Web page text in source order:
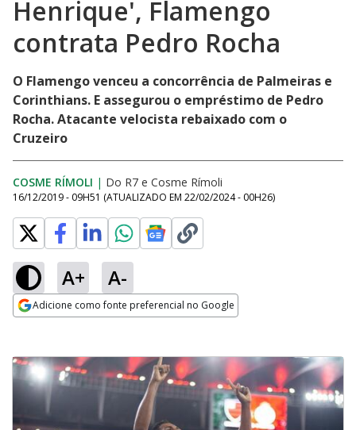
Henrique', Flamengo
contrata Pedro Rocha
O Flamengo venceu a concorrência de Palmeiras e
Corinthians. E assegurou o empréstimo de Pedro
Rocha. Atacante velocista rebaixado com o
Cruzeiro
COSME RÍMOLI | Do R7 e Cosme Rímoli
16/12/2019 - 09H51 (ATUALIZADO EM 22/02/2024 - 00H26)
A+ A-
Adicione como fonte preferencial no Google